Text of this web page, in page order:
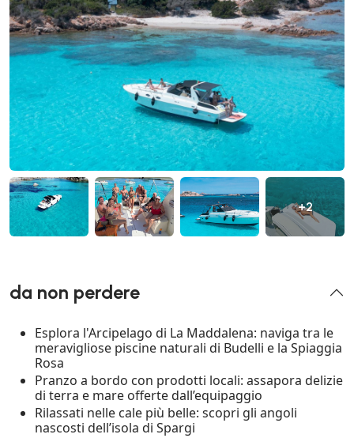
+2
da non perdere
Esplora l'Arcipelago di La Maddalena: naviga tra le
meravigliose piscine naturali di Budelli e la Spiaggia
Rosa
Pranzo a bordo con prodotti locali: assapora delizie
di terra e mare offerte dall’equipaggio
Rilassati nelle cale più belle: scopri gli angoli
nascosti dell’isola di Spargi